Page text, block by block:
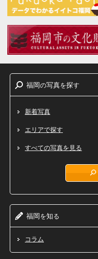
福岡の写真を探す
新着写真
エリアで探す
すべての写真を見る
福岡を知る
コラム